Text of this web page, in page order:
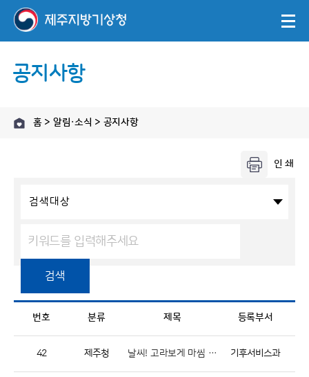
공지사항
홈 > 알림·소식 > 공지사항
검색대상
검색
번호 분류 제목 등록부서
42 제주청 날씨! 고라보게 마씸 제주어 말하기 대회 기후서비스과